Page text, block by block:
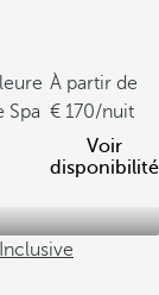
Spa
À partir de
170/nuit
Voir
disponibilité